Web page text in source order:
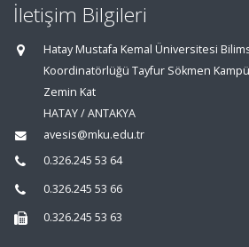
İletişim Bilgileri
Hatay Mustafa Kemal Üniversitesi
Koordinatörlüğü Tayfur Sökmen
Zemin Kat
HATAY / ANTAKYA
avesis@mku.edu.tr
0.326.245 53 64
0.326.245 53 66
0.326.245 53 63